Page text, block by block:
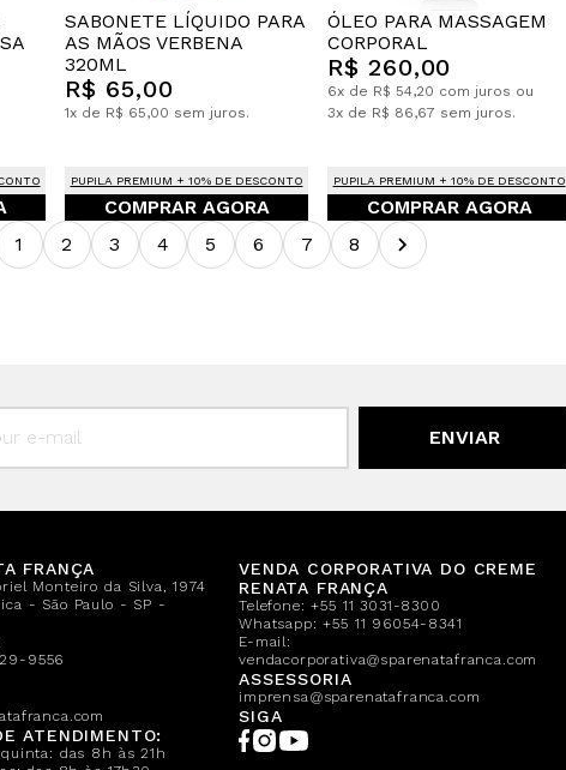
SABONETE LÍQUIDO PARA
AS MÃOS VERBENA
320ML
R$ 65,00
1x de R$ 65,00 sem juros.
PUPILA PREMIUM + 10% DE DESCONTO
COMPRAR AGORA
ÓLEO PARA MASSAGEM
CORPORAL
R$ 260,00
6x de R$ 54,20 com juros ou
3x de R$ 86,67 sem juros.
PUPILA PREMIUM + 10% DE DESCONTO
COMPRAR AGORA
1
2 3 4 5 6 7 8
ENVIAR
FRANÇA
Monteiro da Silva, 1974
- São Paulo - SP -
9556
ATENDIMENTO:
das 8h às 21h
VENDA CORPORATIVA DO CREME
RENATA FRANÇA
Telefone:+55 11 3031-8300
Whatsapp:+55 11 96054-8341
E-mail:
vendacorporativa@sparenatafranca.com
ASSESSORIA
imprensa@sparenatafranca.com
SIGA